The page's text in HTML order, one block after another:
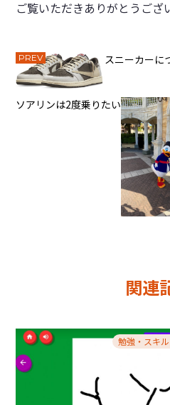
ご覧いただきありがとうご
PREV スニーカーに
ソアリンは2度乗りたい
関連
勉強・スキ